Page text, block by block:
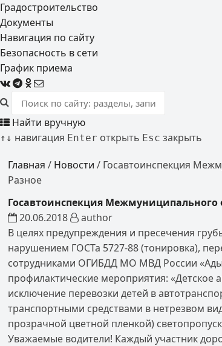
Градостроительство
Документы
Навигация по сайту
Безопасность в сети
График приема
Найти вручную
↑ ↓ навигация Enter открыть Esc закрыть
Главная / Новости / Госавтоинспекция
Разное
Госавтоинспекция
20.06.2018
author
В целях предупреждения и пресечения
нарушением ГОСТа 5727-88 (тонировка),
сотрудниками ОГИБДД МО МВД России
профилактические мероприятия: «Детское
исключение перевозки детей в
транспортными средствами в нетрезвом
прозрачной цветной пленкой)
Уважаемые водители! Каждый участник